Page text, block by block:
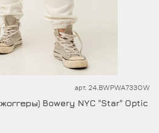
арт. 24.BWPWA733OW
Bowery NYC "Star" Optic